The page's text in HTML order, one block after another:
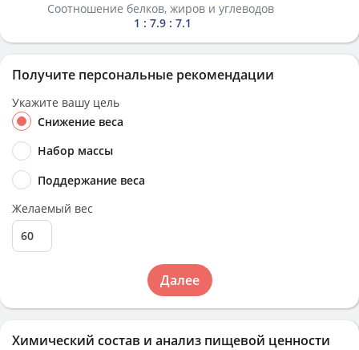
Химический состав и анализ пищевой ценности
Соотношение белков, жиров и углеводов
1 : 7.9 : 7.1
Получите персональные рекомендации
Укажите вашу цель
Снижение веса
Набор массы
Поддержание веса
Желаемый вес
Далее